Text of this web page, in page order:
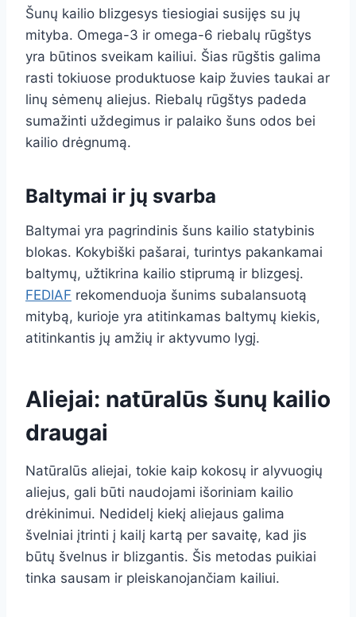
Šunų kailio blizgesys tiesiogiai susijęs su jų
mityba. Omega-3 ir omega-6 riebalų rūgštys
yra būtinos sveikam kailiui. Šias rūgštis galima
rasti tokiuose produktuose kaip žuvies taukai ar
linų sėmenų aliejus. Riebalų rūgštys padeda
sumažinti uždegimus ir palaiko šuns odos bei
kailio drėgnumą.
Baltymai ir jų svarba
Baltymai yra pagrindinis šuns kailio statybinis
blokas. Kokybiški pašarai, turintys pakankamai
baltymų, užtikrina kailio stiprumą ir blizgesį.
FEDIAF rekomenduoja šunims subalansuotą
mitybą, kurioje yra atitinkamas baltymų kiekis,
atitinkantis jų amžių ir aktyvumo lygį.
Aliejai: natūralūs šunų kailio
draugai
Natūralūs aliejai, tokie kaip kokosų ir alyvuogių
aliejus, gali būti naudojami išoriniam kailio
drėkinimui. Nedidelį kiekį aliejaus galima
švelniai įtrinti į kailį kartą per savaitę, kad jis
būtų švelnus ir blizgantis. Šis metodas puikiai
tinka sausam ir pleiskanojančiam kailiui.